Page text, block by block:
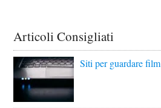
Articoli Consigliati
Siti per guardare film